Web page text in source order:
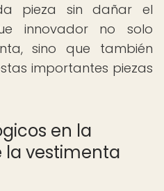
pieza sin dañar el
innovador no solo
sino que también
importantes piezas
en la
la vestimenta